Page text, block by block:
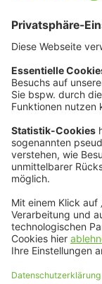
bessergrün
„Andere
durch
Michael Rauch
bessergrün-
zertifizierter
nach zwei
im Gespräch.
13:5719.